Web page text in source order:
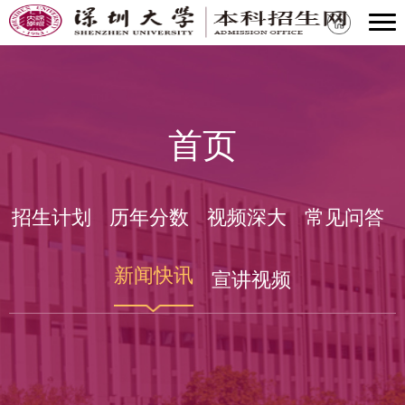
首页
招生计划 历年分数 视频深大 常见问答
新闻快讯 宣讲视频